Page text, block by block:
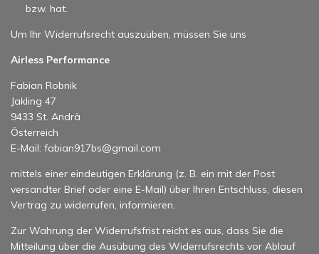
bzw. hat.
Um Ihr Widerrufsrecht auszuüben, müssen Sie uns
Airless Performance
Fabian Robnik
Jakling 47
9433 St. Andrä
Österreich
E-Mail: fabian917bs@gmail.com
mittels einer eindeutigen Erklärung (z. B. ein mit der Post
versandter Brief oder eine E-Mail) über Ihren Entschluss, diesen
Vertrag zu widerrufen, informieren.
Zur Wahrung der Widerrufsfrist reicht es aus, dass Sie die
Mitteilung über die Ausübung des Widerrufsrechts vor Ablauf